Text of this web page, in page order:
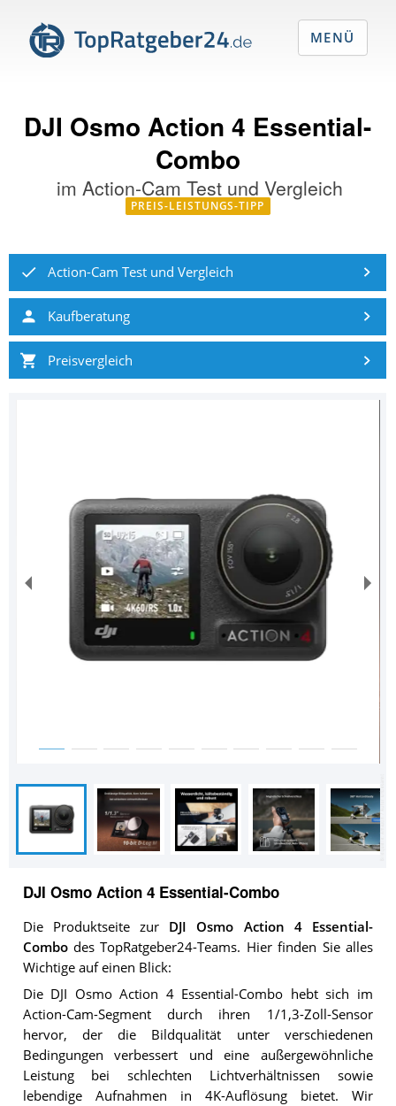
DJI Osmo Action 4 Essential-
Combo
im Action-Cam Test und Vergleich
PREIS-LEISTUNGS-TIPP
Action-Cam Test und Vergleich
Kaufberatung
Preisvergleich
DJI Osmo Action 4 Essential-Combo
Die Produktseite zur DJI Osmo Action 4 Essential-
Combodes TopRatgeber24-Teams. Hier finden Sie alles
Wichtige auf einen Blick:
Die DJI Osmo Action 4 Essential-Combo hebt sich im
Action-Cam-Segment durch ihren 1/1,3-Zoll-Sensor
hervor, der die Bildqualität unter verschiedenen
Bedingungen verbessert und eine außergewöhnliche
Leistung bei schlechten Lichtverhältnissen sowie
lebendige Aufnahmen in 4K-Auflösung bietet. Wir
MENÜ